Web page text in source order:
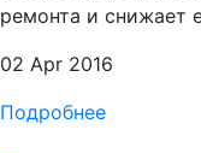
ремонта и снижает
02 Apr 2016
Подробнее